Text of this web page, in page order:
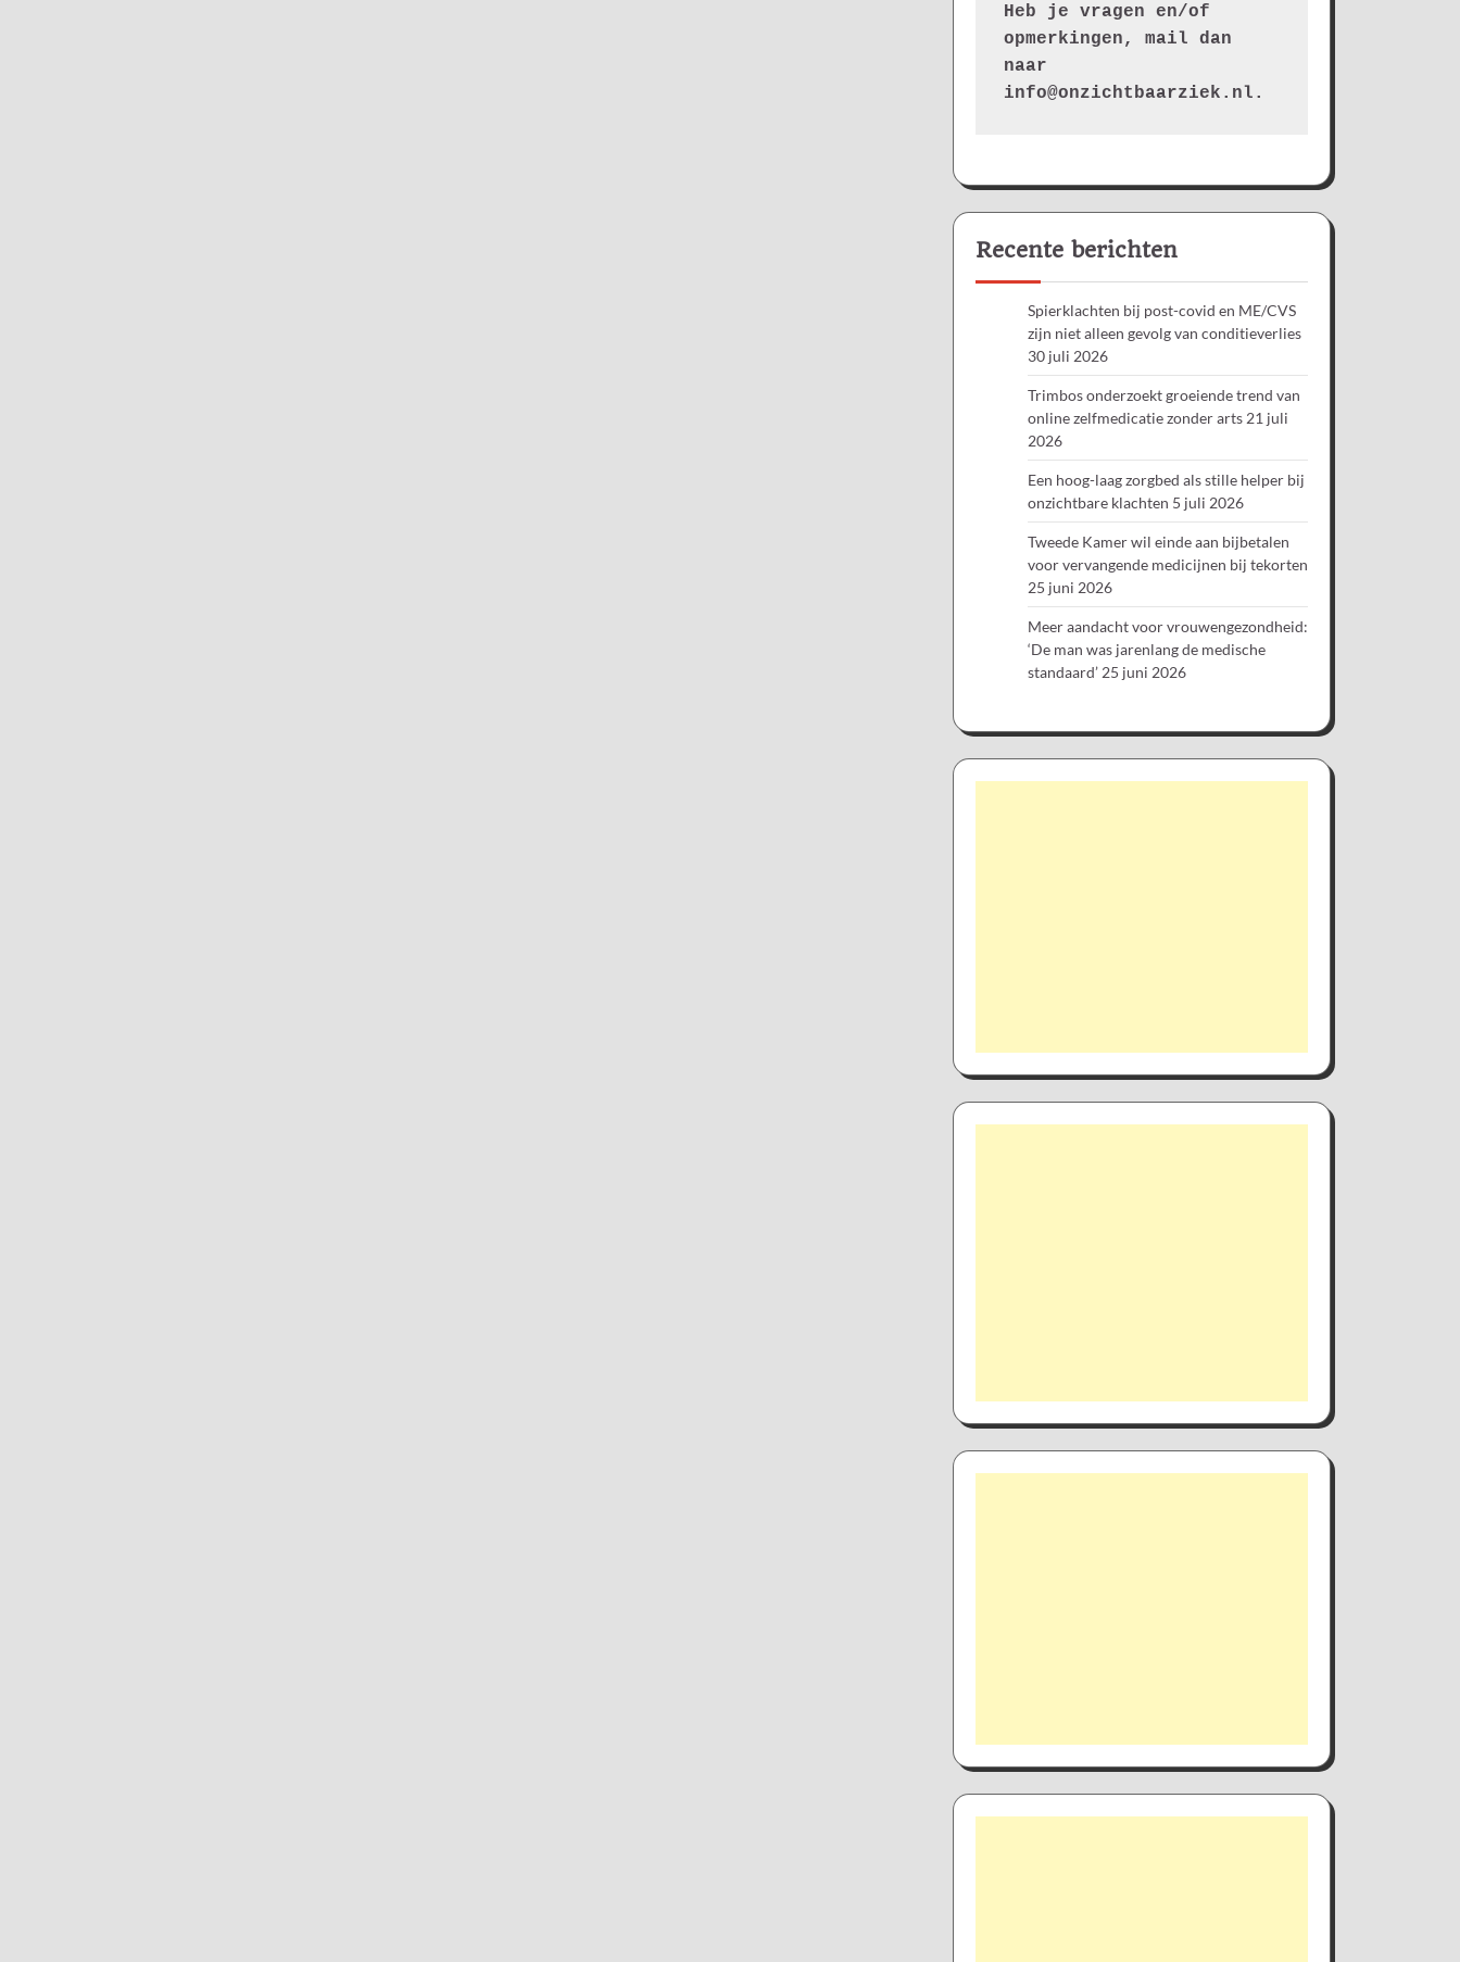
Heb je vragen en/of
opmerkingen, mail dan
naar
info@onzichtbaarziek.nl.
Recente berichten
Spierklachten bij post-covid en ME/CVS
zijn niet alleen gevolg van conditieverlies
30 juli 2026
Trimbos onderzoekt groeiende trend van
online zelfmedicatie zonder arts 21 juli
2026
Een hoog-laag zorgbed als stille helper bij
onzichtbare klachten 5 juli 2026
Tweede Kamer wil einde aan bijbetalen
voor vervangende medicijnen bij tekorten
25 juni 2026
Meer aandacht voor vrouwengezondheid:
‘De man was jarenlang de medische
standaard’ 25 juni 2026